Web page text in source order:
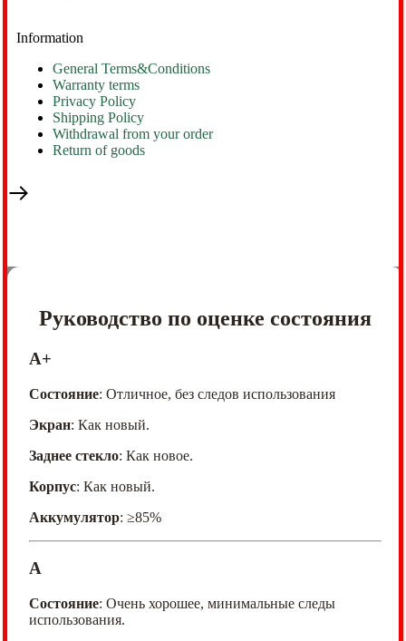
Information
General Terms&Conditions
Warranty terms
Privacy Policy
Shipping Policy
Withdrawal from your order
Return of goods
Руководство по оценке состояния
A+
Состояние: Отличное, без следов использования
Экран: Как новый.
Заднее стекло: Как новое.
Корпус: Как новый.
Аккумулятор: ≥85%
A
Состояние: Очень хорошее, минимальные следы
использования.